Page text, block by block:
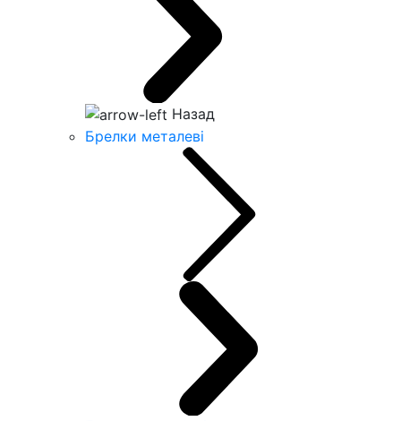
Назад
Брелки металеві